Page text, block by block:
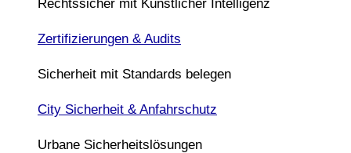
Rechtssicher mit Künstlicher Intelligenz
Zertifizierungen & Audits
Sicherheit mit Standards belegen
City Sicherheit & Anfahrschutz
Urbane Sicherheitslösungen